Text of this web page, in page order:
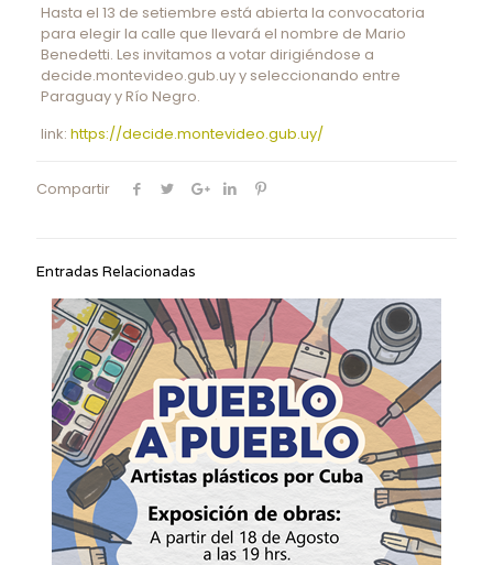
Hasta el 13 de setiembre está abierta la convocatoria
para elegir la calle que llevará el nombre de Mario
Benedetti. Les invitamos a votar dirigiéndose a
decide.montevideo.gub.uy y seleccionando entre
Paraguay y Río Negro.
link: https://decide.montevideo.gub.uy/
Compartir
Entradas Relacionadas